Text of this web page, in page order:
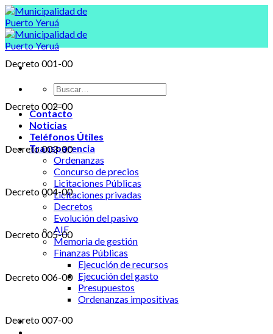
Skip
to
content
Contacto
Noticias
Teléfonos Útiles
Transparencia
Ordenanzas
Concurso de precios
Licitaciones Públicas
Licitaciones privadas
Decretos
Evolución del pasivo
AIF
Memoria de gestión
Finanzas Públicas
Ejecución de recursos
Ejecución del gasto
Presupuestos
Ordenanzas impositivas
Decreto 001-00
Decreto 002-00
Decreto 003-00
Decreto 004-00
Decreto 005-00
Decreto 006-00
Decreto 007-00